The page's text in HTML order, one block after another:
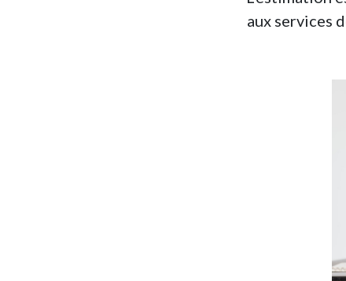
aux services